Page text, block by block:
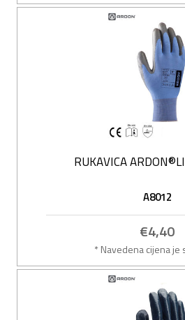
RUKAVICA
A8012
€4,40
* Navedena cijena je